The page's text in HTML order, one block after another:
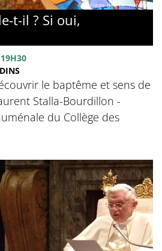
© Collège des Bernardins
t-il ? Si oui,
le baptême et sens de
Stalla-Bourdillon -
du Collège des